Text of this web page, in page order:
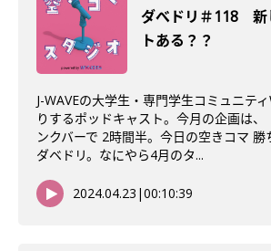
ダべドリ＃118 新
トある？？
J-WAVEの大学生・専門学生コミュニテ
りするポッドキャスト。今月の企画は、
ンクバーで 2時間半。今日の空きコマ 勝
ダベドリ。なにやら4月のタ...
2024.04.23 |00:10:39